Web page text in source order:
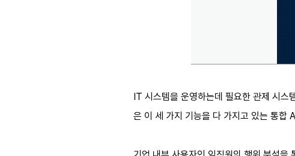
IT 시스템을 운영하는데 필요한 관제 시스
은 이 세 가지 기능을 다 가지고 있는 통합